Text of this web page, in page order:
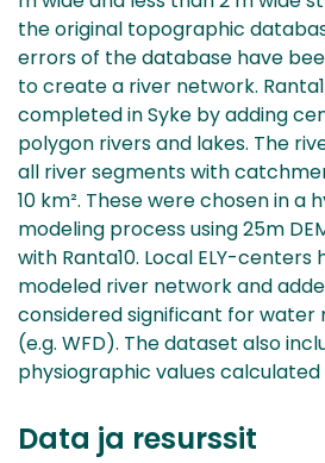
the original topographic
errors of the database have
to create a river network.
completed in Syke by adding
polygon rivers and lakes. The
all river segments with
10 km². These were chosen in a
modeling process using 25m
with Ranta10. Local ELY-centers
modeled river network and
considered significant for
(e.g. WFD). The dataset also
physiographic values calculated
Data ja resurssit